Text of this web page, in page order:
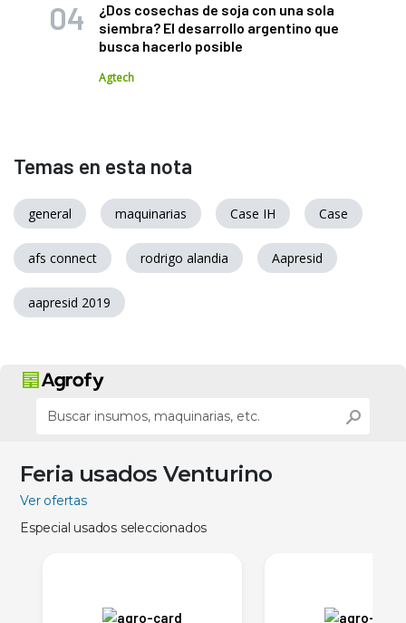
¿Dos cosechas de soja con una sola
siembra? El desarrollo argentino que
busca hacerlo posible
Agtech
Temas en esta nota
general maquinarias Case IH Case
afs connect rodrigo alandia Aapresid
aapresid 2019
Feria usados Venturino
Ver ofertas
Especial usados seleccionados